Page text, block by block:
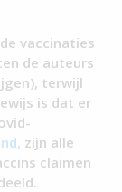
vaccinaties
de auteurs
terwijl
is dat er
zijn alle
claimen